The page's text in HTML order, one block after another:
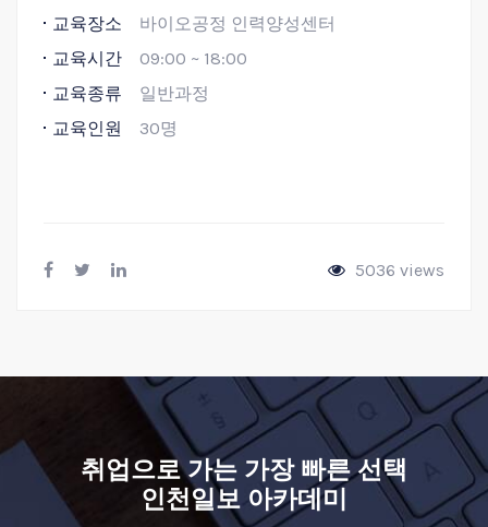
교육장소
바이오공정 인력양성센터
교육시간
09:00 ~ 18:00
교육종류
일반과정
교육인원
30명
5036 views
취업으로 가는 가장 빠른 선택
인천일보 아카데미